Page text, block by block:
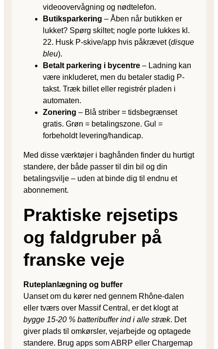
videoovervågning og nødtelefon.
Butiksparkering – Åben når butikken er
lukket? Spørg skiltet; nogle porte lukkes kl.
22. Husk P-skive/​app hvis påkrævet (disque
bleu).
Betalt parkering i bycentre – Ladning kan
være inkluderet, men du betaler stadig P-
takst. Træk billet eller registrér pladen i
automaten.
Zonering – Blå striber = tidsbegrænset
gratis. Grøn = betalingszone. Gul =
forbeholdt levering/handicap.
Med disse værktøjer i baghånden finder du hurtigt
standere, der både passer til din bil og din
betalingsvilje – uden at binde dig til endnu et
abonnement.
Praktiske rejsetips
og faldgruber på
franske veje
Ruteplanlægning og buffer
Uanset om du kører ned gennem Rhône-dalen
eller tværs over Massif Central, er det klogt at
bygge 15-20 % batteribuffer ind i alle stræk. Det
giver plads til omkørsler, vejarbejde og optagede
standere. Brug apps som ABRP eller Chargemap